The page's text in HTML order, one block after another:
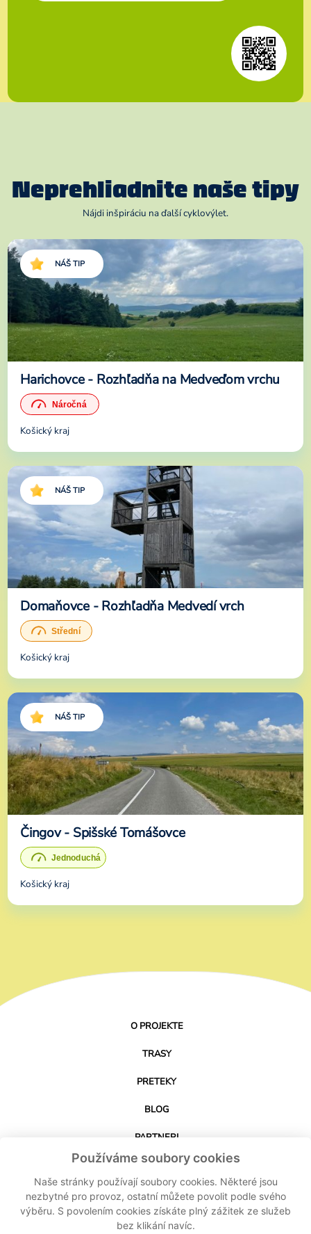
Používáme soubory cookies
Naše stránky používají soubory cookies. Některé jsou
nezbytné pro provoz, ostatní můžete povolit podle svého
výběru. S povolením cookies získáte plný zážitek ze služeb
bez klikání navíc.
Neprehliadnite naše tipy
Nájdi inšpiráciu na ďalší cyklovýlet.
NÁŠ TIP
Harichovce - Rozhľadňa na Medveďom vrchu
Košický kraj
NÁŠ TIP
Domaňovce - Rozhľadňa Medvedí vrch
Košický kraj
NÁŠ TIP
Čingov - Spišské Tomášovce
Košický kraj
O PROJEKTE
TRASY
PRETEKY
BLOG
PARTNERI
KONTAKT
STIAHNUŤ APLIKÁCIU